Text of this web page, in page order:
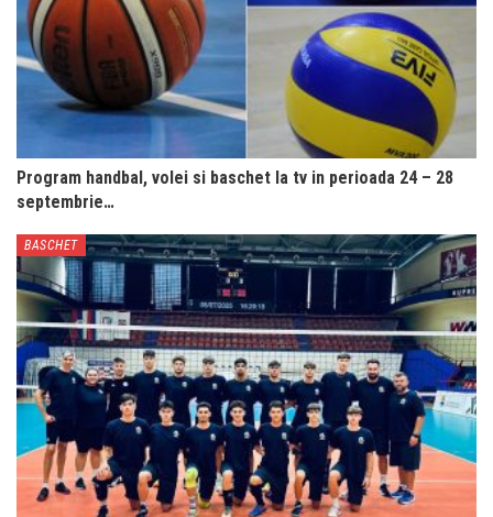
Program handbal, volei si baschet la tv in perioada 24 – 28
septembrie…
BASCHET